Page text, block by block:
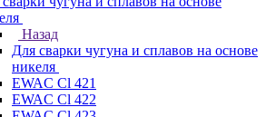
Назад
Для сварки чугуна и сплавов на основе
никеля
EWAC Cl 421
EWAC Cl 422